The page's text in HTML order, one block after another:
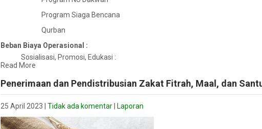
Program Siaga Bencana
Qurban
Beban Biaya Operasional :
Sosialisasi, Promosi, Edukasi :
Read More
Penerimaan dan Pendistribusian Zakat Fitrah, Maal, dan
25 April 2023 Tidak ada komentar Laporan